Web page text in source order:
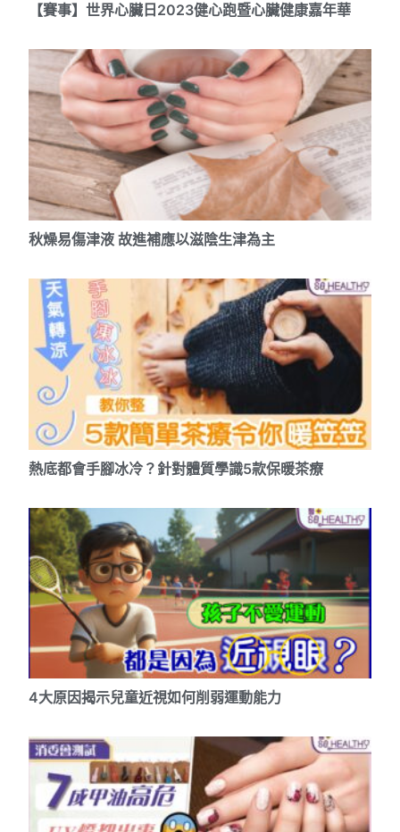
【賽事】世界心臟日2023健心跑暨心臟健康嘉年華
秋燥易傷津液 故進補應以滋陰生津為主
熱底都會手腳冰冷？針對體質學識5款保暖茶療
4大原因揭示兒童近視如何削弱運動能力